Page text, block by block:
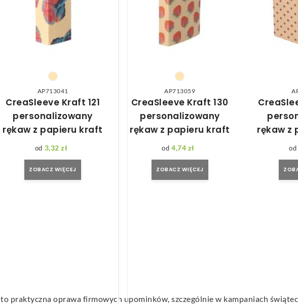
AP713041
CreaSleeve Kraft 121
personalizowany
rękaw z papieru kraft
3,32zł
ZOBACZ WIĘCEJ
AP713059
CreaSleeve Kraft 130
personalizowany
rękaw z papieru kraft
4,74 zł
ZOBACZ WIĘCEJ
rękaw z
to praktyczna oprawa firmowych upominków, szczególnie w kampaniach